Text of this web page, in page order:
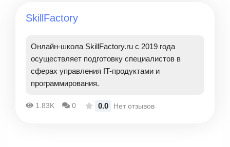
SkillFactory
Онлайн-школа SkillFactory.ru с 2019 года
осуществляет подготовку специалистов в
сферах управления IT-продуктами и
программирования.
1.83K 0 0.0 Нет отзывов